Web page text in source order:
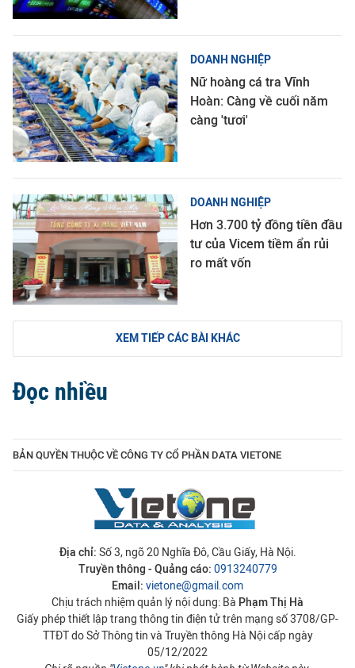
DOANH NGHIỆP
Nữ hoàng cá tra Vĩnh
Hoàn: Càng về cuối năm
càng 'tươi'
DOANH NGHIỆP
Hơn 3.700 tỷ đồng tiền đầu
tư của Vicem tiềm ẩn rủi
ro mất vốn
XEM TIẾP CÁC BÀI KHÁC
Đọc nhiều
BẢN QUYỀN THUỘC VỀ CÔNG TY CỔ PHẦN DATA VIETONE
Địa chỉ: Số 3, ngõ 20 Nghĩa Đô, Cầu Giấy, Hà Nội.
Truyền thông - Quảng cáo: 0913240779
Email: vietone@gmail.com
Chịu trách nhiệm quản lý nội dung: Bà Phạm Thị Hà
Giấy phép thiết lập trang thông tin điện tử trên mạng số 3708/GP-
TTĐT do Sở Thông tin và Truyền thông Hà Nội cấp ngày
05/12/2022